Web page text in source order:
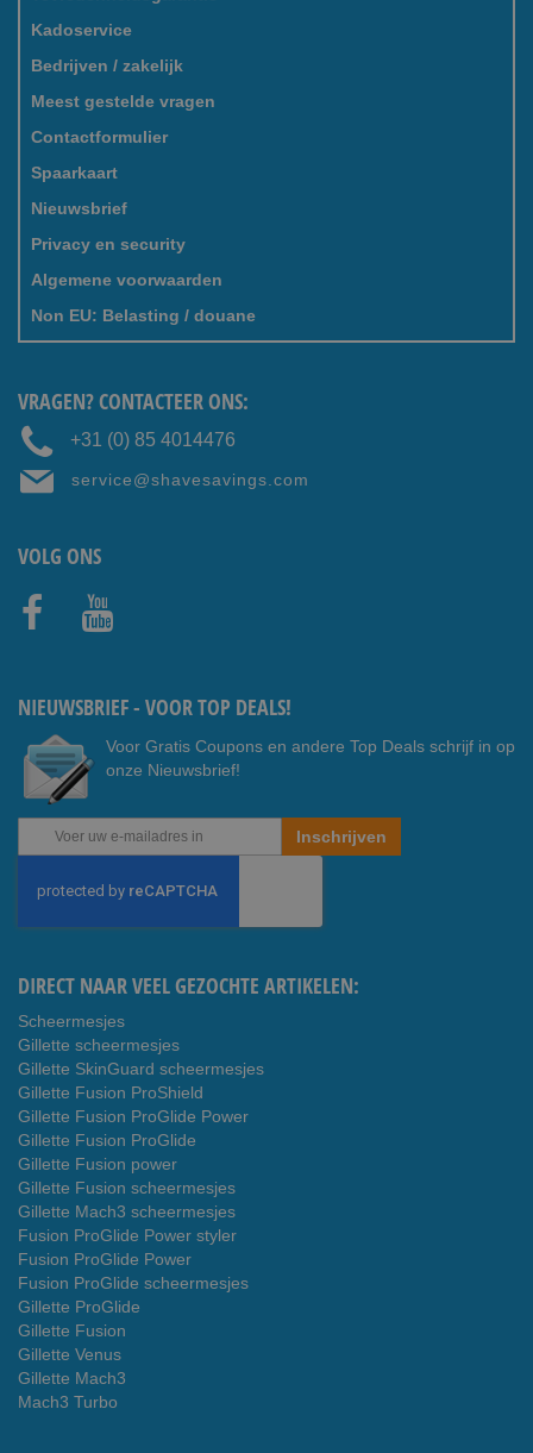
Kadoservice
Bedrijven / zakelijk
Meest gestelde vragen
Contactformulier
Spaarkaart
Nieuwsbrief
Privacy en security
Algemene voorwaarden
Non EU: Belasting / douane
VRAGEN? CONTACTEER ONS:
+31 (0) 85 4014476
service@shavesavings.com
VOLG ONS
NIEUWSBRIEF - VOOR TOP DEALS!
Voor Gratis Coupons en andere Top Deals schrijf in op
onze Nieuwsbrief!
Abonneer
u
onze
nieuwsbrief
Inschrijven
DIRECT NAAR VEEL GEZOCHTE ARTIKELEN:
Scheermesjes
Gillette scheermesjes
Gillette SkinGuard scheermesjes
Gillette Fusion ProShield
Gillette Fusion ProGlide Power
Gillette Fusion ProGlide
Gillette Fusion power
Gillette Fusion scheermesjes
Gillette Mach3 scheermesjes
Fusion ProGlide Power styler
Fusion ProGlide Power
Fusion ProGlide scheermesjes
Gillette ProGlide
Gillette Fusion
Gillette Venus
Gillette Mach3
Mach3 Turbo